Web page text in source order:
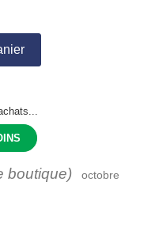
boutique) octobre